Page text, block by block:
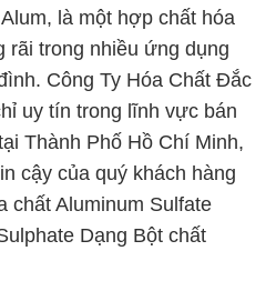
là một hợp chất hóa
rãi trong nhiều ứng dụng
Công Ty Hóa Chất Đắc
uy tín trong lĩnh vực bán
Thành Phố Hồ Chí Minh,
cậy của quý khách hàng
chất Aluminum Sulfate
Dạng Bột chất